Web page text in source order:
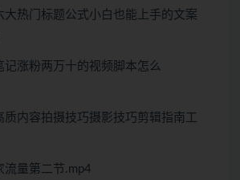
大热门标题公式小白也能上手的文案
记涨粉两万十的视频脚本怎么
质内容拍摄技巧摄影技巧剪辑指南工
流量第二节.mp4